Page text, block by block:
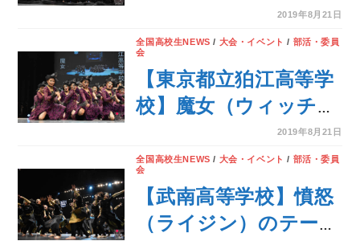
テーマでダンスを披
露！＜第7回 DANCE
CLUB
CHAMPIONSHIP＞
2019年8月21日
全国高校生NEWS / 大会・イベント / 部活・委員
会
【東京都立狛江高等学
校】魔女（ウィッチー
ズ）のテーマでダンス
を披露！＜第7回
DANCE CLUB
CHAMPIONSHIP＞
2019年8月21日
全国高校生NEWS / 大会・イベント / 部活・委員
会
【武南高等学校】憤怒
（ライジン）のテーマ